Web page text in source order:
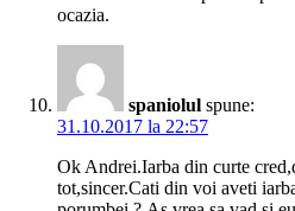
ocazia.
spaniolul spune:
31.10.2017 la 22:57
Ok Andrei.Iarba din curte
tot,sincer.Cati din voi aveti